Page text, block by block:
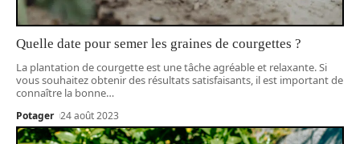
Quelle date pour semer les graines de courgettes ?
La plantation de courgette est une tâche agréable et relaxante. Si
vous souhaitez obtenir des résultats satisfaisants, il est important de
connaître la bonne…
Potager 24 août 2023